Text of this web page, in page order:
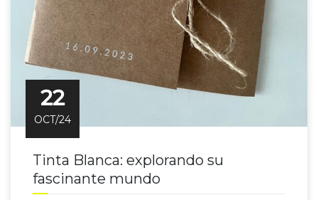
22
OCT/24
Tinta Blanca: explorando su
fascinante mundo